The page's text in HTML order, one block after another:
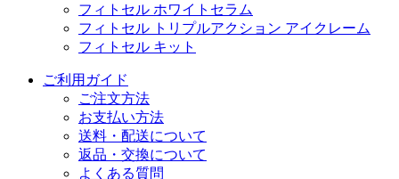
フィトセル ホワイトセラム
フィトセル トリプルアクション アイクレーム
フィトセル キット
ご利用ガイド
ご注文方法
お支払い方法
送料・配送について
返品・交換について
よくある質問